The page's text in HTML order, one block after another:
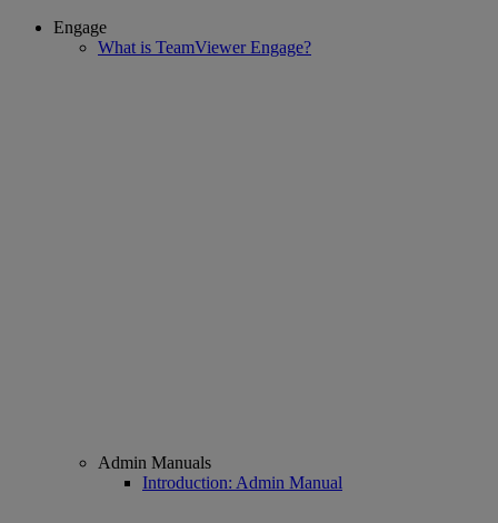
Engage
What is TeamViewer Engage?
Admin Manuals
Introduction: Admin Manual